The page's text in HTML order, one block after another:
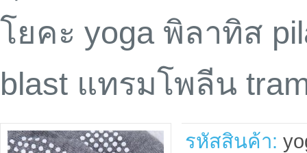
โยคะ yoga พิลาทิส
blast แทรมโพลีน
รหัสสินค้า: